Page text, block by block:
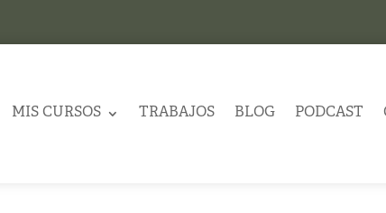
MIS CURSOS TRABAJOS BLOG PODCAST